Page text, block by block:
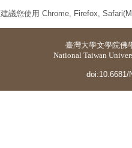
建議您使用 Chrome, Firefox,
臺灣大學文學院佛
National Taiwan
doi:10.6681/